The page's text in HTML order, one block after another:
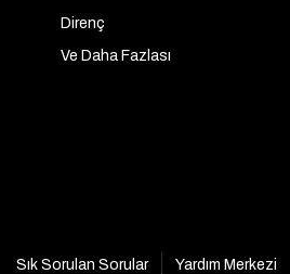
Direnç
Ve Daha Fazlası
Sık Sorulan Sorular
Yardım Merkezi